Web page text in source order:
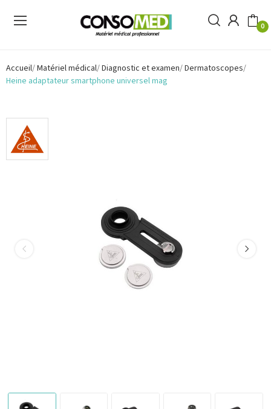
0
Accueil Matériel médical Diagnostic et examen Dermatoscopes
Heine adaptateur smartphone universel mag